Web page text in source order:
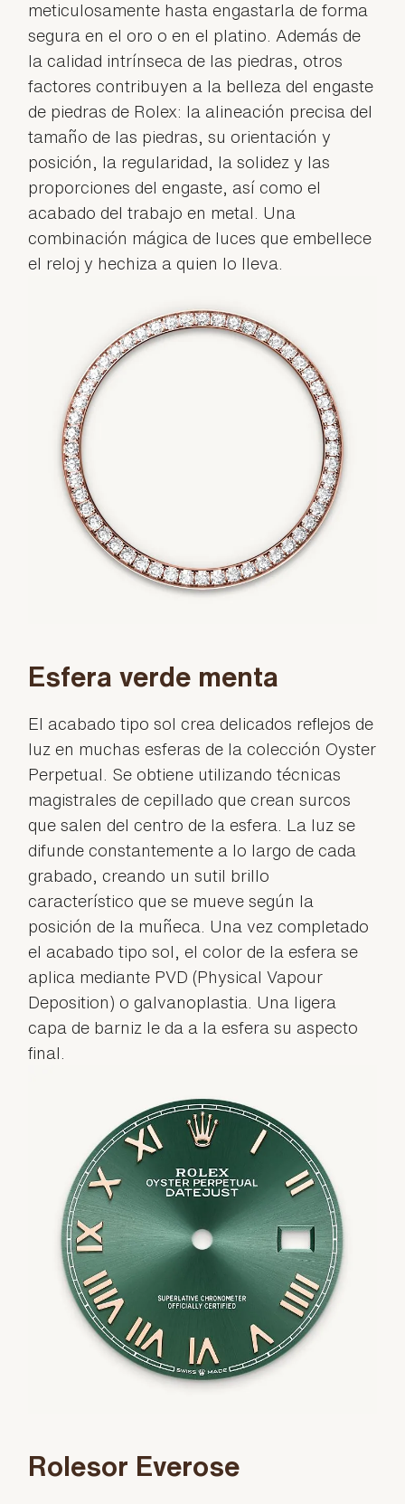
meticulosamente hasta engastarla de forma
segura en el oro o en el platino. Además de
la calidad intrínseca de las piedras, otros
factores contribuyen a la belleza del engaste
de piedras de Rolex: la alineación precisa del
tamaño de las piedras, su orientación y
posición, la regularidad, la solidez y las
proporciones del engaste, así como el
acabado del trabajo en metal. Una
combinación mágica de luces que embellece
el reloj y hechiza a quien lo lleva.
Esfera verde menta
El acabado tipo sol crea delicados reflejos de
luz en muchas esferas de la colección Oyster
Perpetual. Se obtiene utilizando técnicas
magistrales de cepillado que crean surcos
que salen del centro de la esfera. La luz se
difunde constantemente a lo largo de cada
grabado, creando un sutil brillo
característico que se mueve según la
posición de la muñeca. Una vez completado
el acabado tipo sol, el color de la esfera se
aplica mediante PVD (Physical Vapour
Deposition) o galvanoplastia. Una ligera
capa de barniz le da a la esfera su aspecto
final.
Rolesor Everose